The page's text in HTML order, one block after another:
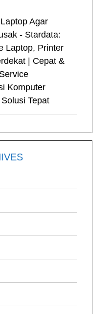
Agar
- Stardata:
Laptop, Printer
| Cepat &
Service
Komputer
Tepat